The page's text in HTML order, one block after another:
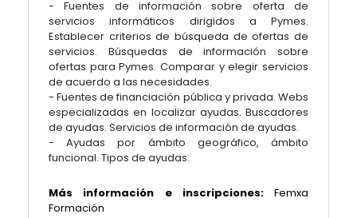
- Fuentes de información sobre oferta de
servicios informáticos dirigidos a Pymes.
Establecer criterios de búsqueda de ofertas de
servicios. Búsquedas de información sobre
ofertas para Pymes. Comparar y elegir servicios
de acuerdo a las necesidades.
- Fuentes de financiación pública y privada. Webs
especializadas en localizar ayudas. Buscadores
de ayudas. Servicios de información de ayudas.
- Ayudas por ámbito geográfico, ámbito
funcional. Tipos de ayudas.
Más información e inscripciones:Femxa
Formación